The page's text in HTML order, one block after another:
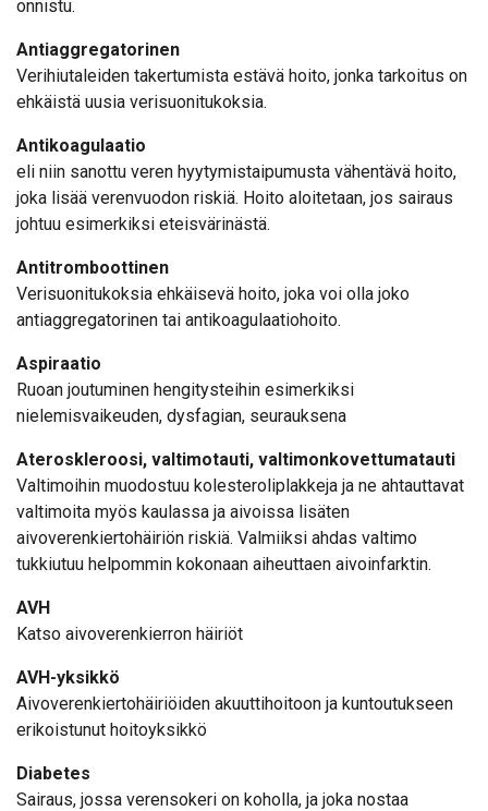
onnistu.
Antiaggregatorinen
Verihiutaleiden takertumista estävä hoito, jonka tarkoitus on
ehkäistä uusia verisuonitukoksia.
Antikoagulaatio
eli niin sanottu veren hyytymistaipumusta vähentävä hoito,
joka lisää verenvuodon riskiä. Hoito aloitetaan, jos sairaus
johtuu esimerkiksi eteisvärinästä.
Antitromboottinen
Verisuonitukoksia ehkäisevä hoito, joka voi olla joko
antiaggregatorinen tai antikoagulaatiohoito.
Aspiraatio
Ruoan joutuminen hengitysteihin esimerkiksi
nielemisvaikeuden, dysfagian, seurauksena
Ateroskleroosi, valtimotauti, valtimonkovettumatauti
Valtimoihin muodostuu kolesteroliplakkeja ja ne ahtauttavat
valtimoita myös kaulassa ja aivoissa lisäten
aivoverenkiertohäiriön riskiä. Valmiiksi ahdas valtimo
tukkiutuu helpommin kokonaan aiheuttaen aivoinfarktin.
AVH
Katso aivoverenkierron häiriöt
AVH-yksikkö
Aivoverenkiertohäiriöiden akuuttihoitoon ja kuntoutukseen
erikoistunut hoitoyksikkö
Diabetes
Sairaus, jossa verensokeri on koholla, ja joka nostaa